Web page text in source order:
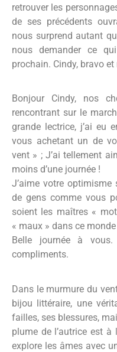
retrouver les
de ses précédents
nous surprend autant
nous demander ce
prochain. Cindy, bravo
Bonjour Cindy, nos
rencontrant sur le
grande lectrice, j’ai eu
vous achetant un de
vent » ; J’ai tellement
moins d’une journée !
J’aime votre
de gens comme vous
soient les maîtres «
« maux » dans ce
Belle journée à
compliments.
Dans le murmure du
bijou littéraire, une
failles, ses blessures,
plume de l’autrice est
explore les âmes avec